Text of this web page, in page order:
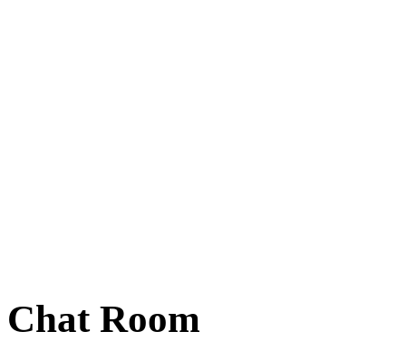
Chat Room